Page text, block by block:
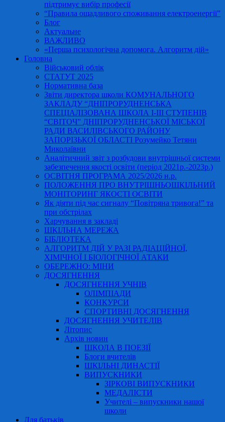
підтримує вибір професії
“Правила ощадливого споживання електроенергії”
Блог
Актуальне
ВАЖЛИВО
«Перша психологічна допомога. Алгоритм дій»
Головна
Військовий облік
СТАТУТ 2025
Нормативна база
Звіти директора школи КОМУНАЛЬНОГО
ЗАКЛАДУ “ДНІПРОРУДНЕНСЬКА
СПЕЦІАЛІЗОВАНА ШКОЛА І-ІІІ СТУПЕНІВ
“СВІТОЧ” ДНІПРОРУДНЕНСЬКОЇ МІСЬКОЇ
РАДИ ВАСИЛІВСЬКОГО РАЙОНУ
ЗАПОРІЗЬКОЇ ОБЛАСТІ Розумейко Тетяни
Миколаївни
Аналітичний звіт з розбудови внутрішньої системи
забезпечення якості освіти (період 2021р.-2023р.)
ОСВІТНЯ ПРОГРАМА 2025/2026 н.р.
ПОЛОЖЕННЯ ПРО ВНУТРІШНЬОШКІЛЬНИЙ
МОНІТОРИНГ ЯКОСТІ ОСВІТИ
Як діяти під час сигналу “Повітряна тривога!” та
при обстрілах
Харчування в закладі
ШКІЛЬНА МЕРЕЖА
БІБЛІОТЕКА
АЛГОРИТМ ДІЙ У РАЗІ РАДІАЦІЙНОЇ,
ХІМІЧНОЇ І БІОЛОГІЧНОЇ АТАКИ
ОБЕРЕЖНО: МІНИ
ДОСЯГНЕННЯ
ДОСЯГНЕННЯ УЧНІВ
ОЛІМПІАДИ
КОНКУРСИ
СПОРТИВНІ ДОСЯГНЕННЯ
ДОСЯГНЕННЯ УЧИТЕЛІВ
Літопис
Архів новин
ШКОЛА В ПОЕЗІЇ
Блоги вчителів
ШКІЛЬНІ ДИНАСТІЇ
ВИПУСКНИКИ
ЗІРКОВІ ВИПУСКНИКИ
МЕДАЛІСТИ
Учителі – випускники нашої
школи
Для батьків